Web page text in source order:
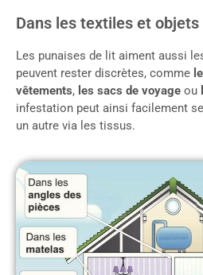
Dans les textiles et
Les punaises de lit aiment aussi
peuvent rester discrètes, comme
vêtements, les sacs de voyage ou
infestation peut ainsi facilement
un autre via les tissus.